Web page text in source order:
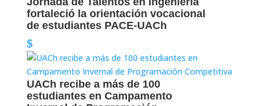
fortaleció la orientación vocacional
de estudiantes PACE-UACh
UACh recibe a más de 100
estudiantes en Campamento